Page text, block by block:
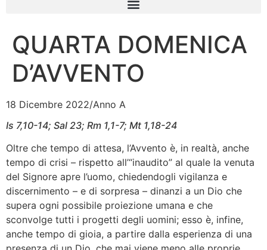
QUARTA DOMENICA
D’AVVENTO
18 Dicembre 2022/Anno A
Is 7,10-14; Sal 23; Rm 1,1-7; Mt 1,18-24
Oltre che tempo di attesa, l’Avvento è, in realtà, anche
tempo di crisi – rispetto all’“inaudito” al quale la venuta
del Signore apre l’uomo, chiedendogli vigilanza e
discernimento – e di sorpresa – dinanzi a un Dio che
supera ogni possibile proiezione umana e che
sconvolge tutti i progetti degli uomini; esso è, infine,
anche tempo di gioia, a partire dalla esperienza di una